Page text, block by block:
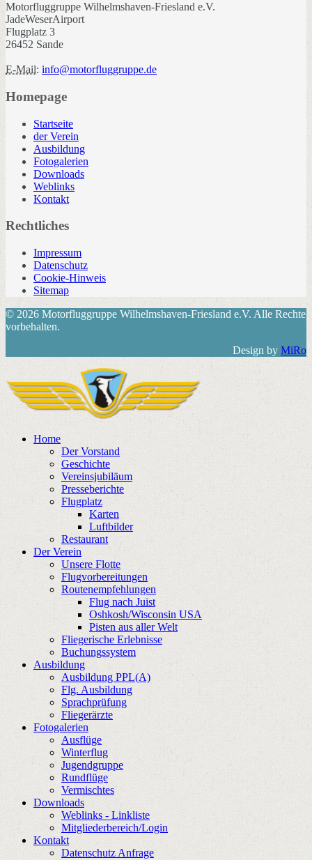
Motorfluggruppe Wilhelmshaven-Friesland e.V.
JadeWeserAirport
Flugplatz 3
26452 Sande
E-Mail: info@motorfluggruppe.de
Homepage
Startseite
der Verein
Ausbildung
Fotogalerien
Downloads
Weblinks
Kontakt
Rechtliches
Impressum
Datenschutz
Cookie-Hinweis
Sitemap
© 2026 Motorfluggruppe Wilhelmshaven-Friesland e.V. Alle Rechte
vorbehalten.
Design by MiRo
Home
Der Vorstand
Geschichte
Vereinsjubiläum
Presseberichte
Flugplatz
Karten
Luftbilder
Restaurant
Der Verein
Unsere Flotte
Flugvorbereitungen
Routenempfehlungen
Flug nach Juist
Oshkosh/Wisconsin USA
Pisten aus aller Welt
Fliegerische Erlebnisse
Buchungssystem
Ausbildung
Ausbildung PPL(A)
Flg. Ausbildung
Sprachprüfung
Fliegerärzte
Fotogalerien
Ausflüge
Winterflug
Jugendgruppe
Rundflüge
Vermischtes
Downloads
Weblinks - Linkliste
Mitgliederbereich/Login
Kontakt
Datenschutz Anfrage